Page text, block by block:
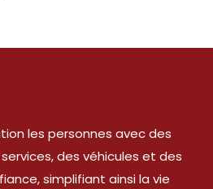
les personnes avec des
des véhicules et des
simplifiant ainsi la vie